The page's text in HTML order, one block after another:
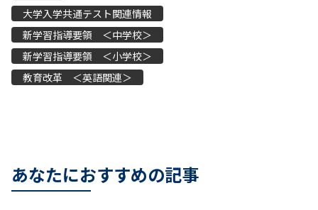
大学入学共通テスト関連情報
新学習指導要領 ＜中学校＞
新学習指導要領 ＜小学校＞
教育改革 ＜英語関連＞
あなたにおすすめの記事